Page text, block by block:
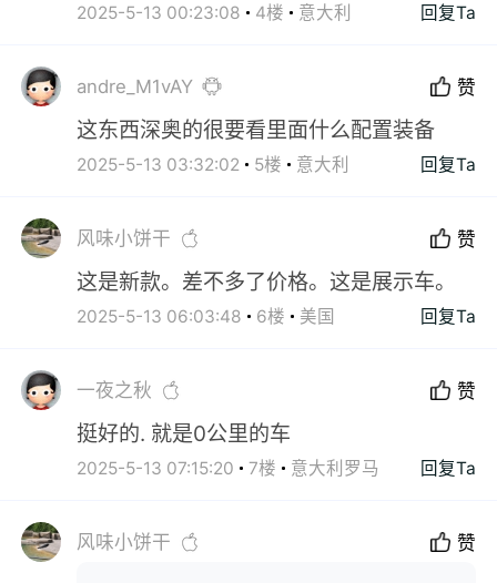
2025-5-13 00:23:08 4楼 意大利 回复Ta
andre_M1vAY 赞
这东西深奥的很要看里面什么配置装备
2025-5-13 03:32:02 5楼 意大利 回复Ta
风味小饼干 赞
这是新款。差不多了价格。这是展示车。
2025-5-13 06:03:48 6楼 美国 回复Ta
一夜之秋 赞
挺好的. 就是0公里的车
2025-5-13 07:15:20 7楼 意大利罗马 回复Ta
风味小饼干 赞